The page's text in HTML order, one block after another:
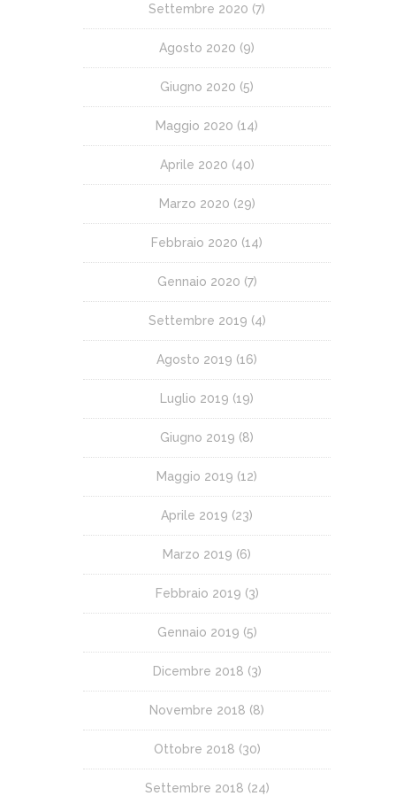
Settembre 2020 (7)
Agosto 2020 (9)
Giugno 2020 (5)
Maggio 2020 (14)
Aprile 2020 (40)
Marzo 2020 (29)
Febbraio 2020 (14)
Gennaio 2020 (7)
Settembre 2019 (4)
Agosto 2019 (16)
Luglio 2019 (19)
Giugno 2019 (8)
Maggio 2019 (12)
Aprile 2019 (23)
Marzo 2019 (6)
Febbraio 2019 (3)
Gennaio 2019 (5)
Dicembre 2018 (3)
Novembre 2018 (8)
Ottobre 2018 (30)
Settembre 2018 (24)